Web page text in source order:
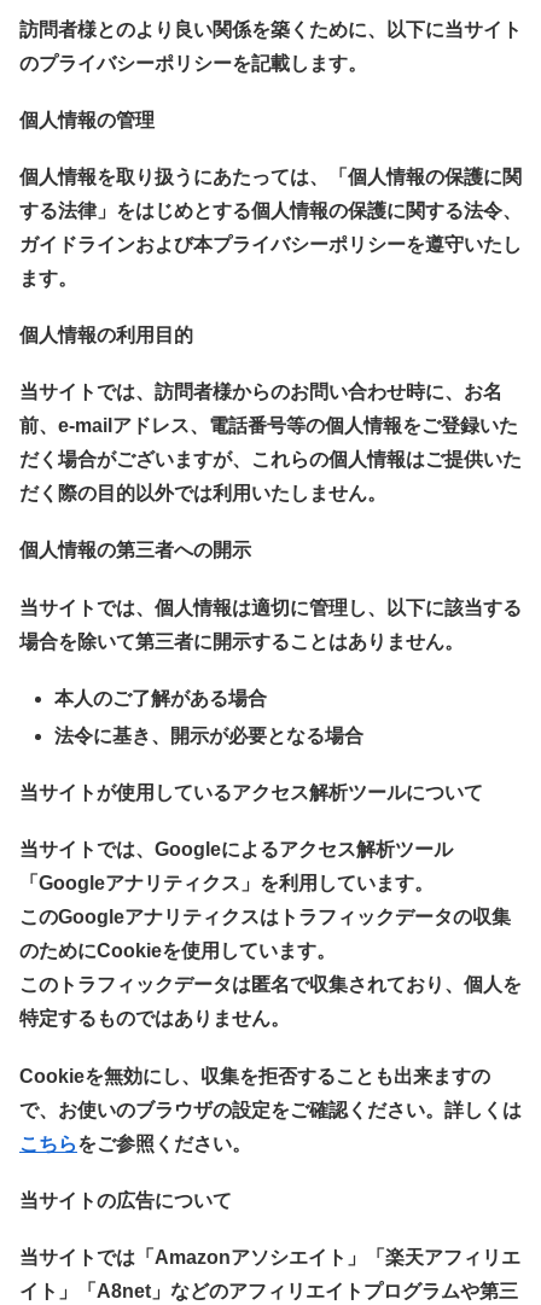
訪問者様とのより良い関係を築くために、以下に当サイト
のプライバシーポリシーを記載します。
個人情報の管理
個人情報を取り扱うにあたっては、「個人情報の保護に関
する法律」をはじめとする個人情報の保護に関する法令、
ガイドラインおよび本プライバシーポリシーを遵守いたし
ます。
個人情報の利用目的
当サイトでは、訪問者様からのお問い合わせ時に、お名
前、e-mailアドレス、電話番号等の個人情報をご登録いた
だく場合がございますが、これらの個人情報はご提供いた
だく際の目的以外では利用いたしません。
個人情報の第三者への開示
当サイトでは、個人情報は適切に管理し、以下に該当する
場合を除いて第三者に開示することはありません。
本人のご了解がある場合
法令に基き、開示が必要となる場合
当サイトが使用しているアクセス解析ツールについて
当サイトでは、Googleによるアクセス解析ツール
「Googleアナリティクス」を利用しています。
このGoogleアナリティクスはトラフィックデータの収集
のためにCookieを使用しています。
このトラフィックデータは匿名で収集されており、個人を
特定するものではありません。
Cookieを無効にし、収集を拒否することも出来ますの
で、お使いのブラウザの設定をご確認ください。詳しくは
こちらをご参照ください。
当サイトの広告について
当サイトでは「Amazonアソシエイト」「楽天アフィリエ
イト」「A8net」などのアフィリエイトプログラムや第三